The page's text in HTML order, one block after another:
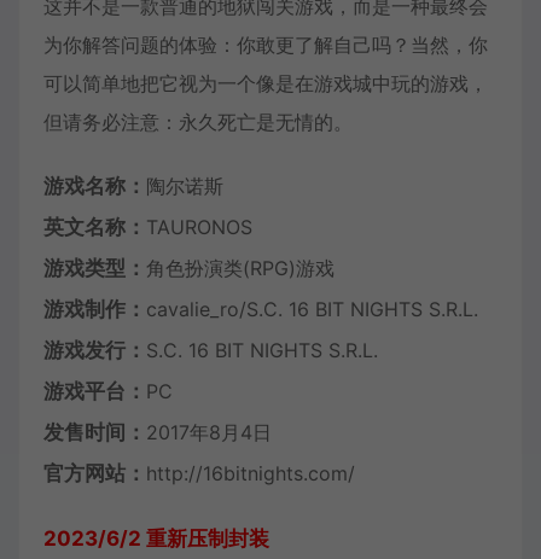
这并不是一款普通的地狱闯关游戏，而是一种最终会
为你解答问题的体验：你敢更了解自己吗？当然，你
可以简单地把它视为一个像是在游戏城中玩的游戏，
但请务必注意：永久死亡是无情的。
游戏名称： 陶尔诺斯
英文名称： TAURONOS
游戏类型： 角色扮演类(RPG)游戏
游戏制作： cavalie_ro/S.C. 16 BIT NIGHTS S.R.L.
游戏发行： S.C. 16 BIT NIGHTS S.R.L.
游戏平台： PC
发售时间： 2017年8月4日
官方网站： http://16bitnights.com/
2023/6/2 重新压制封装